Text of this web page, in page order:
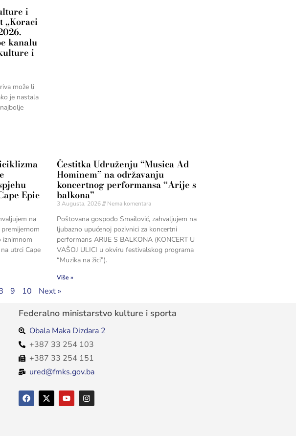
i
„Koraci
kanalu
i
može li
je nastala
Epic
na
iznimnom
utrci Cape
Čestitka Udruženju “Musica Ad
Hominem” na održavanju
koncertnog performansa “Arije s
balkona”
3 Augusta, 2026 Nema komentara
Poštovana gospođo Smailović, zahvaljujem na
ljubazno upućenoj pozivnici za koncertni
performans ARIJE S BALKONA (KONCERT U
VAŠOJ ULICI u okviru festivalskog programa
“Muzika na žici”).
Više »
9 10 Next »
Federalno ministarstvo kulture i sporta
Obala Maka Dizdara 2
+387 33 254 103
+387 33 254 151
ured@fmks.gov.ba